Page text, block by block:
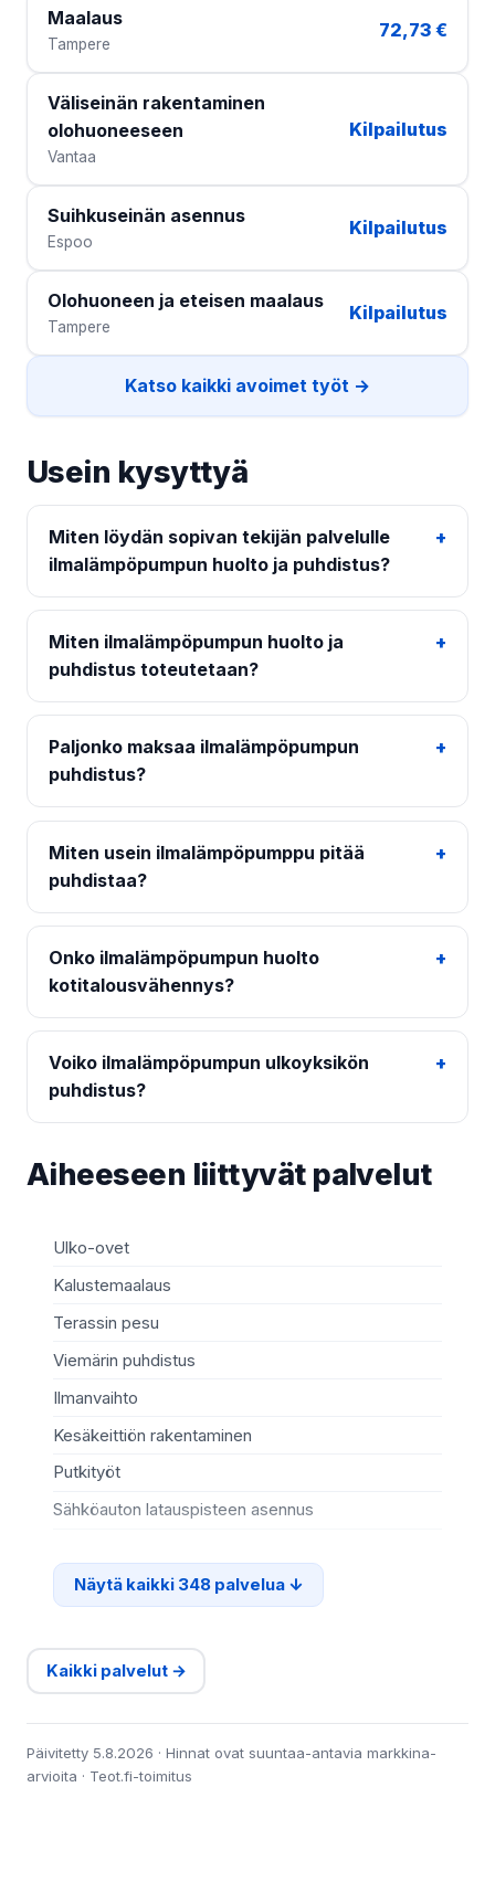
Maalaus
Tampere
72,73 €
Väliseinän rakentaminen
olohuoneeseen
Vantaa
Kilpailutus
Suihkuseinän asennus
Espoo
Kilpailutus
Olohuoneen ja eteisen maalaus
Tampere
Kilpailutus
Katso kaikki avoimet työt →
Usein kysyttyä
Miten löydän sopivan tekijän palvelulle
ilmalämpöpumpun huolto ja puhdistus?
Miten ilmalämpöpumpun huolto ja
puhdistus toteutetaan?
Paljonko maksaa ilmalämpöpumpun
puhdistus?
Miten usein ilmalämpöpumppu pitää
puhdistaa?
Onko ilmalämpöpumpun huolto
kotitalousvähennys?
Voiko ilmalämpöpumpun ulkoyksikön
puhdistus?
Aiheeseen liittyvät palvelut
Ulko-ovet
Kalustemaalaus
Terassin pesu
Viemärin puhdistus
Ilmanvaihto
Kesäkeittiön rakentaminen
Putkityöt
Sähköauton latauspisteen asennus
Näytä kaikki 348 palvelua
Kaikki palvelut →
Päivitetty 5.8.2026 · Hinnat ovat suuntaa-antavia markkina-
arvioita · Teot.fi-toimitus